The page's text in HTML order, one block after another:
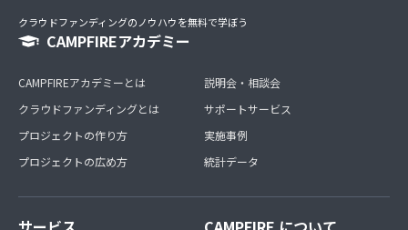
クラウドファンディングのノウハウを無料で学ぼう
CAMPFIREアカデミー
CAMPFIREアカデミーとは
クラウドファンディングとは
プロジェクトの作り方
プロジェクトの広め方
説明会・相談会
サポートサービス
実施事例
統計データ